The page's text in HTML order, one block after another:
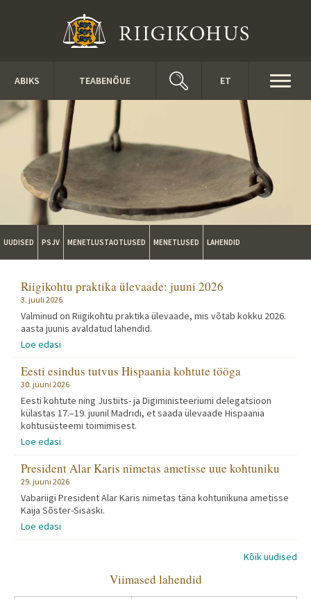
ABIKS TEABENÕUE ET
UUDISED PSJV MENETLUSTAOTLUSED MENETLUSED LAHENDID
Riigikohtu praktika ülevaade: juuni 2026
3. juuli 2026
Valminud on Riigikohtu praktika ülevaade, mis võtab kokku 2026.
aasta juunis avaldatud lahendid.
Loe edasi
Eesti esindus tutvus Hispaania kohtute tööga
30. juuni 2026
Eesti kohtute ning Justiits- ja Digiministeeriumi delegatsioon
külastas 17.–19. juunil Madridi, et saada ülevaade Hispaania
kohtusüsteemi toimimisest.
Loe edasi
President Alar Karis nimetas ametisse uue kohtuniku
29. juuni 2026
Vabariigi President Alar Karis nimetas täna kohtunikuna ametisse
Kaija Sõster-Sisaski.
Loe edasi
Kõik uudised
Viimased lahendid